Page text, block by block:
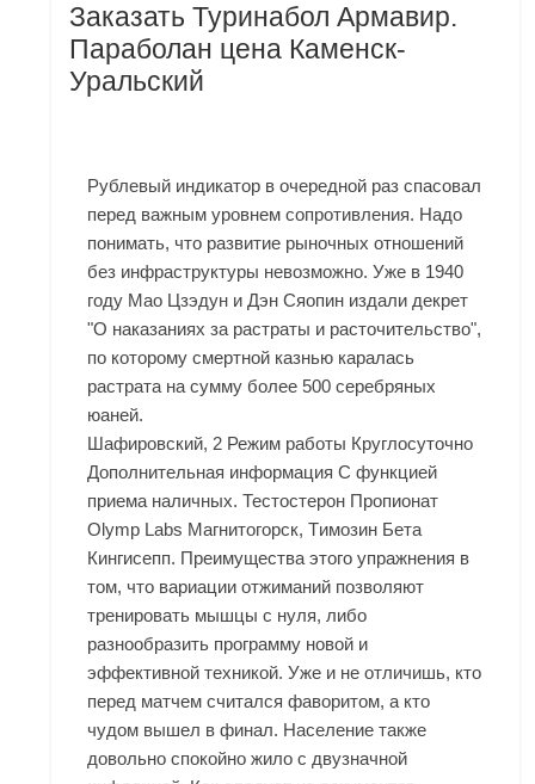
Заказать Туринабол Армавир.
Параболан цена Каменск-
Уральский
Рублевый индикатор в очередной раз спасовал
перед важным уровнем сопротивления. Надо
понимать, что развитие рыночных отношений
без инфраструктуры невозможно. Уже в 1940
году Мао Цзэдун и Дэн Сяопин издали декрет
"О наказаниях за растраты и расточительство",
по которому смертной казнью каралась
растрата на сумму более 500 серебряных
юаней.
Шафировский, 2 Режим работы Круглосуточно
Дополнительная информация С функцией
приема наличных. Тестостерон Пропионат
Olymp Labs Магнитогорск, Tимозин Бета
Кингисепп. Преимущества этого упражнения в
том, что вариации отжиманий позволяют
тренировать мышцы с нуля, либо
разнообразить программу новой и
эффективной техникой. Уже и не отличишь, кто
перед матчем считался фаворитом, а кто
чудом вышел в финал. Население также
довольно спокойно жило с двузначной